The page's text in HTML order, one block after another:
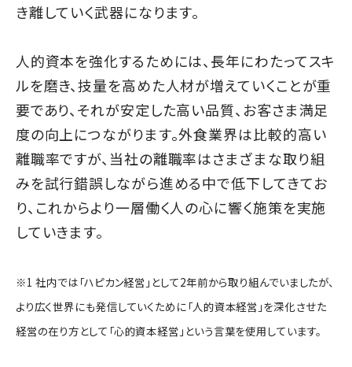
き離していく武器になります。
人的資本を強化するためには、長年にわたってスキ
ルを磨き、技量を高めた人材が増えていくことが重
要であり、それが安定した高い品質、お客さま満足
度の向上につながります。外食業界は比較的高い
離職率ですが、当社の離職率はさまざまな取り組
みを試行錯誤しながら進める中で低下してきてお
り、これからより一層働く人の心に響く施策を実施
していきます。
※1 社内では「ハピカン経営」として2年前から取り組んでいましたが、
より広く世界にも発信していくために「人的資本経営」を深化させた
経営の在り方として「心的資本経営」という言葉を使用しています。